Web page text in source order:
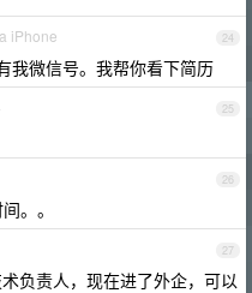
24
iPhone
我微信号。我帮你看下简历
25
26
。。
27
负责人，现在进了外企，可以